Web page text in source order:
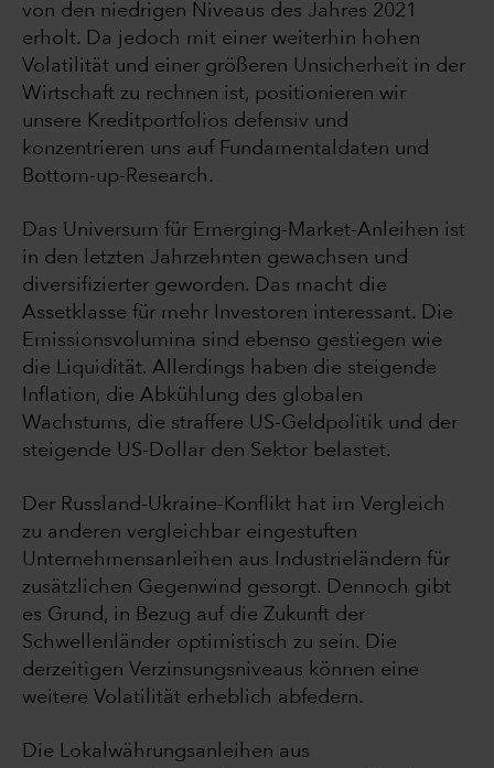
von den niedrigen Niveaus des Jahres 2021
erholt. Da jedoch mit einer weiterhin hohen
Volatilität und einer größeren Unsicherheit in der
Wirtschaft zu rechnen ist, positionieren wir
unsere Kreditportfolios defensiv und
konzentrieren uns auf Fundamentaldaten und
Bottom-up-Research.
Das Universum für Emerging-Market-Anleihen ist
in den letzten Jahrzehnten gewachsen und
diversifizierter geworden. Das macht die
Assetklasse für mehr Investoren interessant. Die
Emissionsvolumina sind ebenso gestiegen wie
die Liquidität. Allerdings haben die steigende
Inflation, die Abkühlung des globalen
Wachstums, die straffere US-Geldpolitik und der
steigende US-Dollar den Sektor belastet.
Der Russland-Ukraine-Konflikt hat im Vergleich
zu anderen vergleichbar eingestuften
Unternehmensanleihen aus Industrieländern für
zusätzlichen Gegenwind gesorgt. Dennoch gibt
es Grund, in Bezug auf die Zukunft der
Schwellenländer optimistisch zu sein. Die
derzeitigen Verzinsungsniveaus können eine
weitere Volatilität erheblich abfedern.
Die Lokalwährungsanleihen aus